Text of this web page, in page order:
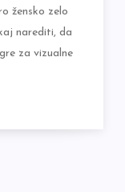
žensko zelo
narediti, da
za vizualne